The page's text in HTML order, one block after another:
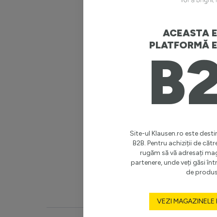
Putere
Clasă
Înălțime
Lungime
ACEASTA
PLATFORMĂ
Site-ul Klausen.ro este
B2B. Pentru achiziții de
rugăm să vă adresați
partenere, unde veți găsi
de
VEZI MAGAZINELE